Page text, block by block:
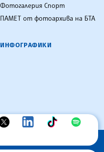
Фотогалерия Спорт
ПАМЕТ от фотоархива на БТА
ИНФОГРАФИКИ